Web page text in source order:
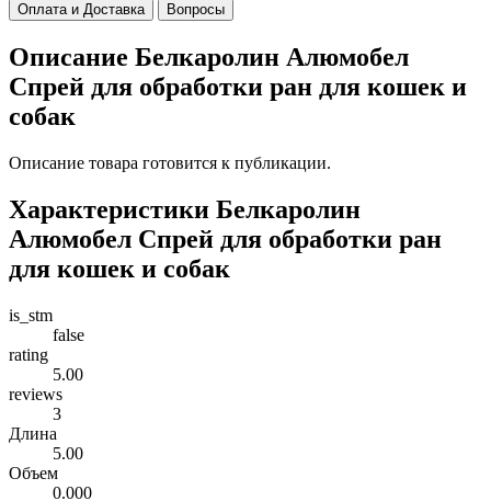
Оплата и Доставка
Вопросы
Описание Белкаролин Алюмобел
Спрей для обработки ран для кошек и
собак
Описание товара готовится к публикации.
Характеристики Белкаролин
Алюмобел Спрей для обработки ран
для кошек и собак
is_stm
false
rating
5.00
reviews
3
Длина
5.00
Объем
0.000